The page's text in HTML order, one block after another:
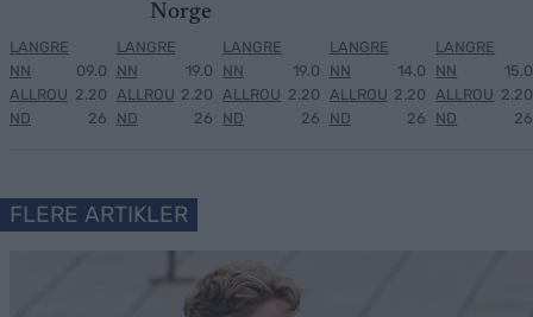
LANGRE
NN
ALLROU
ND
09.0
2.20
26
Norge
LANGRE
NN
ALLROU
ND
19.0
2.20
26
LANGRE
NN
ALLROU
ND
19.0
2.20
26
LANGRE
NN
ALLROU
ND
14.0
2.20
26
LANGRE
NN
ALLROU
ND
15.0
2.20
26
FLERE ARTIKLER